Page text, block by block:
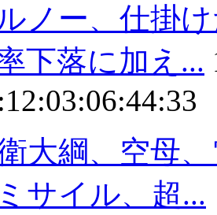
ノー、仕掛
下落に加え...
大綱、空母
サイル、超...